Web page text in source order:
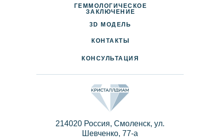
214020 Россия, Смоленск, ул.
Шевченко, 77-a
КОНТАКТЫ
ДОСТАВКА И ОПЛАТА
ПАРТНЕРАМ
3D МОДЕЛЬ
КОНСУЛЬТАЦИЯ
ГЕММОЛОГИЧЕСКОЕ
ЗАКЛЮЧЕНИЕ